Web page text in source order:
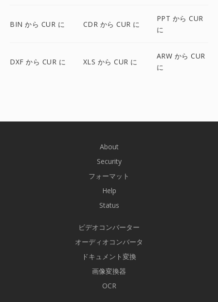
BIN から CUR に CDR から CUR に
PPT から CUR
に
DXF から CUR に XLS から CUR に
ARW から CUR
に
About
Security
フォーマット
Help
Status
ビデオコンバーター
オーディオコンバータ
ドキュメント変換
画像変換器
OCR